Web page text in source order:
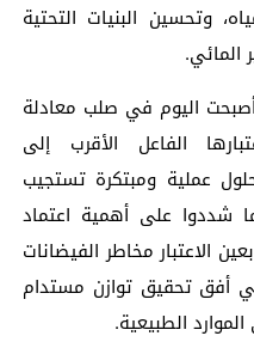
وتحسين البنيات التحتية
المائي.
أصبحت اليوم في صلب معادلة
الفاعل الأقرب إلى
عملية ومبتكرة تستجيب
شددوا على أهمية اعتماد
الاعتبار مخاطر الفيضانات
أفق تحقيق توازن مستدام
الطبيعية.